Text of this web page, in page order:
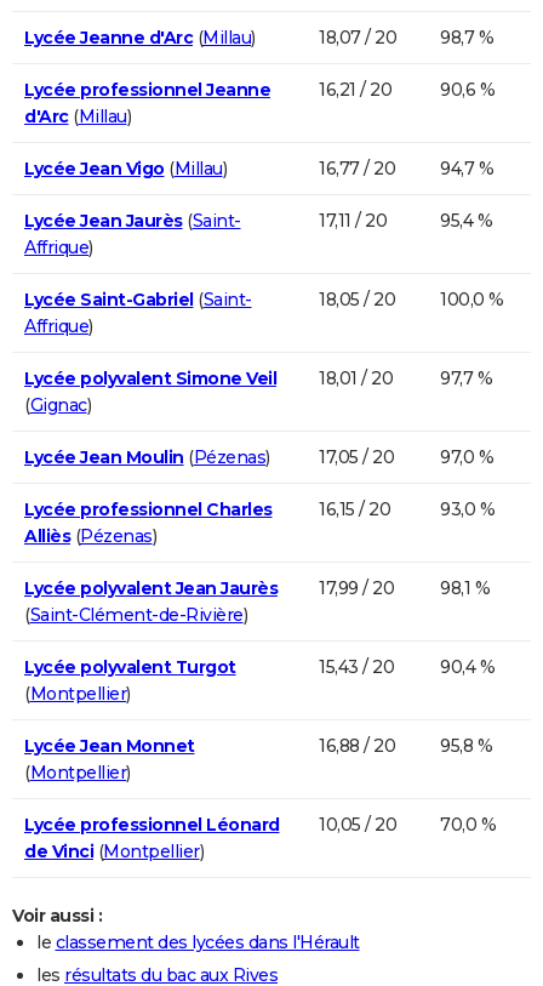
Lycée Jeanne d'Arc(Millau) 18,07 / 20 98,7 %
Lycée professionnel Jeanne
d'Arc(Millau)
16,21 / 20 90,6 %
Lycée Jean Vigo (Millau) 16,77 / 20 94,7 %
Lycée Jean Jaurès(Saint-
Affrique)
17,11 / 20 95,4 %
Lycée Saint-Gabriel(Saint-
Affrique)
18,05 / 20 100,0 %
Lycée polyvalent Simone Veil
(Gignac)
18,01 / 20 97,7 %
Lycée Jean Moulin (Pézenas) 17,05 / 20 97,0 %
Lycée professionnel Charles
Alliès(Pézenas)
16,15 / 20 93,0 %
Lycée polyvalent Jean Jaurès
(Saint-Clément-de-Rivière)
17,99 / 20 98,1 %
Lycée polyvalent Turgot
(Montpellier)
15,43 / 20 90,4 %
Lycée Jean Monnet
(Montpellier)
16,88 / 20 95,8 %
Lycée professionnel Léonard
de Vinci(Montpellier)
10,05 / 20 70,0 %
Voir aussi :
le classement des lycées dans l'Hérault
les résultats du bac aux Rives